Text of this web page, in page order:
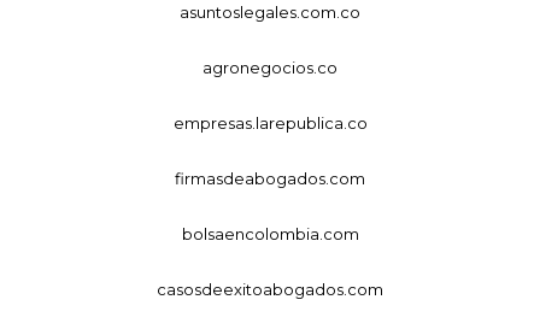
asuntoslegales.com.co
agronegocios.co
empresas.larepublica.co
firmasdeabogados.com
bolsaencolombia.com
casosdeexitoabogados.com